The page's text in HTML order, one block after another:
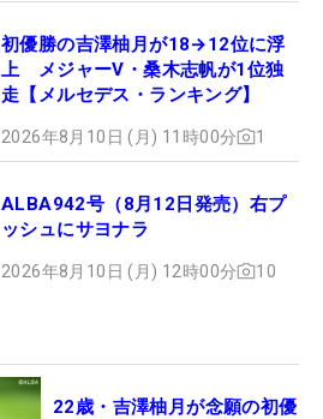
初優勝の吉澤柚月が18→12位に浮
上 メジャーV・桑木志帆が1位独
走【メルセデス・ランキング】
2026年8月10日 (月) 11時00分 1
ALBA942号（8月12日発売）右プ
ッシュにサヨナラ
2026年8月10日 (月) 12時00分 10
22歳・吉澤柚月が念願の初優